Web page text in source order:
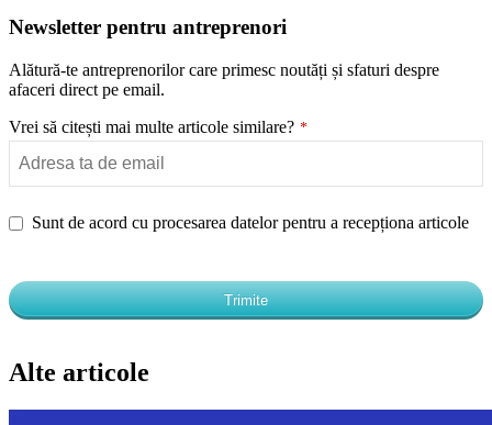
Newsletter pentru antreprenori
Alătură-te antreprenorilor care primesc noutăți și sfaturi despre
afaceri direct pe email.
Vrei să citești mai multe articole similare? *
PhoneSunt de acord cu procesarea datelor pentru a recepționa articole
Trimite
Alte articole